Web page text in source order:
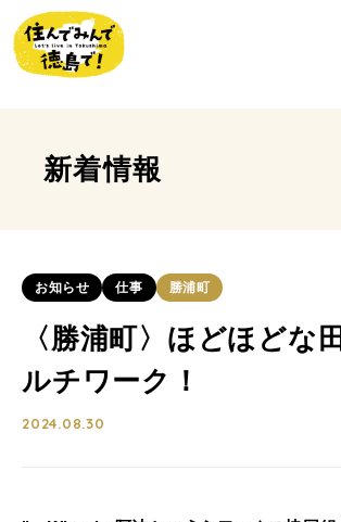
新着情報
お知らせ 仕事 勝浦町
〈勝浦町〉ほどほどな
ルチワーク！
2024.08.30